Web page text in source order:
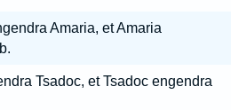
Amaria, et Amaria
Tsadoc, et Tsadoc engendra